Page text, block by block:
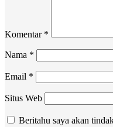
Komentar *
Nama *
Email *
Situs Web
Beritahu saya akan